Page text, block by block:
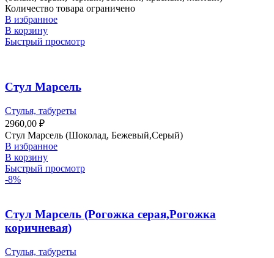
Количество товара ограничено
В избранное
В корзину
Быстрый просмотр
Стул Марсель
Стулья, табуреты
2960,00 ₽
Стул Марсель (Шоколад, Бежевый,Серый)
В избранное
В корзину
Быстрый просмотр
-8%
Стул Марсель (Рогожка серая,Рогожка
коричневая)
Стулья, табуреты